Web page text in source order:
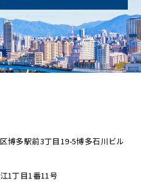
博多駅前3丁目19-5博多石川ビル
1丁目1番11号